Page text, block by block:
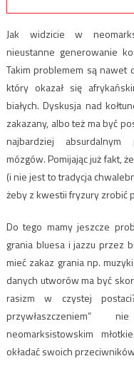
Jak widzicie w
nieustanne generowanie
Takim problemem są nawet
który okazał się
białych. Dyskusja nad
zakazany, albo też ma być
najbardziej absurdalnym
mózgów. Pomijając już fakt,
(i nie jest to tradycja
żeby z kwestii fryzury zrobić
Do tego mamy jeszcze
grania bluesa i jazzu przez
mieć zakaz grania np.
danych utworów ma być
rasizm w czystej
przywłaszczeniem”
neomarksistowskim
okładać swoich